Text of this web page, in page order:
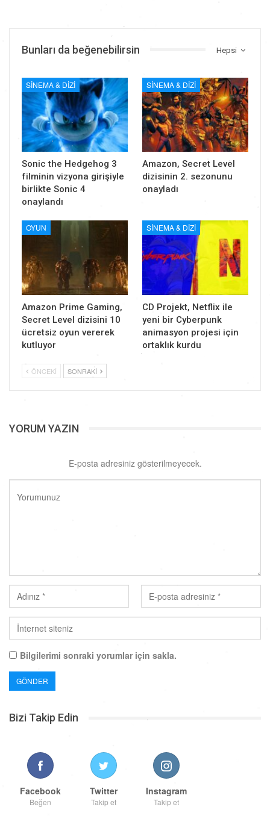
Hepsi
Bunları da beğenebilirsin
SINEMA & DIZI
Sonic the Hedgehog 3
filminin vizyona girişiyle
birlikte Sonic 4
onaylandı
SINEMA & DIZI
Amazon, Secret Level
dizisinin 2. sezonunu
onayladı
OYUN
Amazon Prime Gaming,
Secret Level dizisini 10
ücretsiz oyun vererek
kutluyor
SINEMA & DIZI
CD Projekt, Netflix ile
yeni bir Cyberpunk
animasyon projesi için
ortaklık kurdu
ÖNCEKI SONRAKI
YORUM YAZIN
E-posta adresiniz gösterilmeyecek.
Bilgilerimi sonraki yorumlar için sakla.
Bizi Takip Edin
Facebook
Beğen
Twitter
Takip et
Instagram
Takip et